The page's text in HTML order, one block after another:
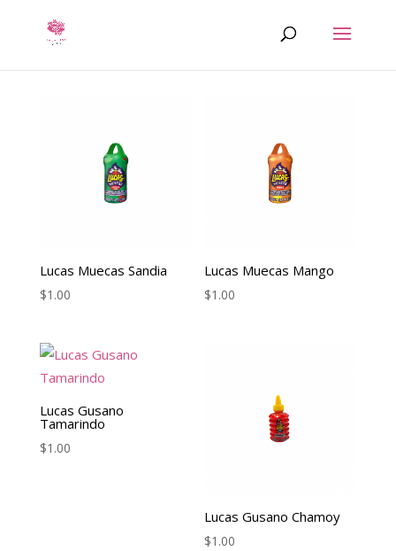
Lucas Muecas Sandia
$1.00
Lucas Muecas Mango
$1.00
Lucas Gusano
Tamarindo
$1.00
Lucas Gusano Chamoy
$1.00